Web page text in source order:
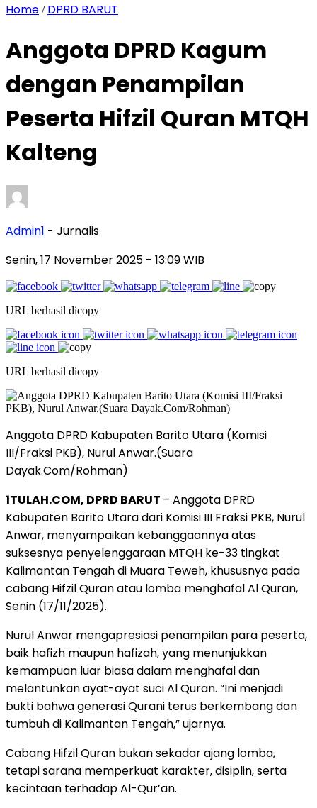
Home / DPRD BARUT
Anggota DPRD Kagum
dengan Penampilan
Peserta Hifzil Quran MTQH
Kalteng
Admin1 - Jurnalis
Senin, 17 November 2025 - 13:09 WIB
URL berhasil dicopy
URL berhasil dicopy
Anggota DPRD Kabupaten Barito Utara (Komisi
III/Fraksi PKB), Nurul Anwar.(Suara
Dayak.Com/Rohman)
1TULAH.COM, DPRD BARUT – Anggota DPRD
Kabupaten Barito Utara dari Komisi III Fraksi PKB, Nurul
Anwar, menyampaikan kebanggaannya atas
suksesnya penyelenggaraan MTQH ke-33 tingkat
Kalimantan Tengah di Muara Teweh, khususnya pada
cabang Hifzil Quran atau lomba menghafal Al Quran,
Senin (17/11/2025).
Nurul Anwar mengapresiasi penampilan para peserta,
baik hafizh maupun hafizah, yang menunjukkan
kemampuan luar biasa dalam menghafal dan
melantunkan ayat-ayat suci Al Quran. “Ini menjadi
bukti bahwa generasi Qurani terus berkembang dan
tumbuh di Kalimantan Tengah,” ujarnya.
Cabang Hifzil Quran bukan sekadar ajang lomba,
tetapi sarana memperkuat karakter, disiplin, serta
kecintaan terhadap Al-Qur’an.